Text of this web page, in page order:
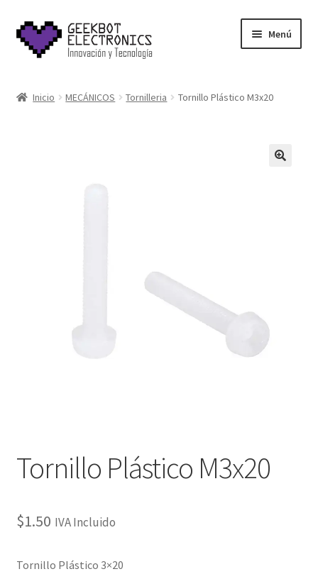
Saltar
a
navegación
Ir
al
contenido
Menú
Diseño de Circuitos Impresos
Ensamble de Circuitos Impresos
Inicio MECÁNICOS Tornilleria Tornillo Plástico M3x20
Tornillo Plástico M3x20
$1.50 IVA Incluido
Tornillo Plástico 3×20